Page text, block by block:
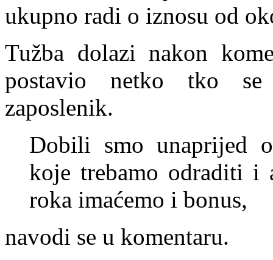
ukupno radi o iznosu od
Tužba dolazi nakon
postavio netko tko se
zaposlenik.
Dobili smo unaprijed
koje trebamo odraditi i
roka imaćemo i bonus,
navodi se u komentaru.